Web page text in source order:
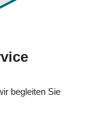
begleiten Sie